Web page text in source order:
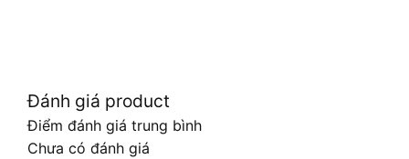
Đánh giá product
Điểm đánh giá trung bình
Chưa có đánh giá